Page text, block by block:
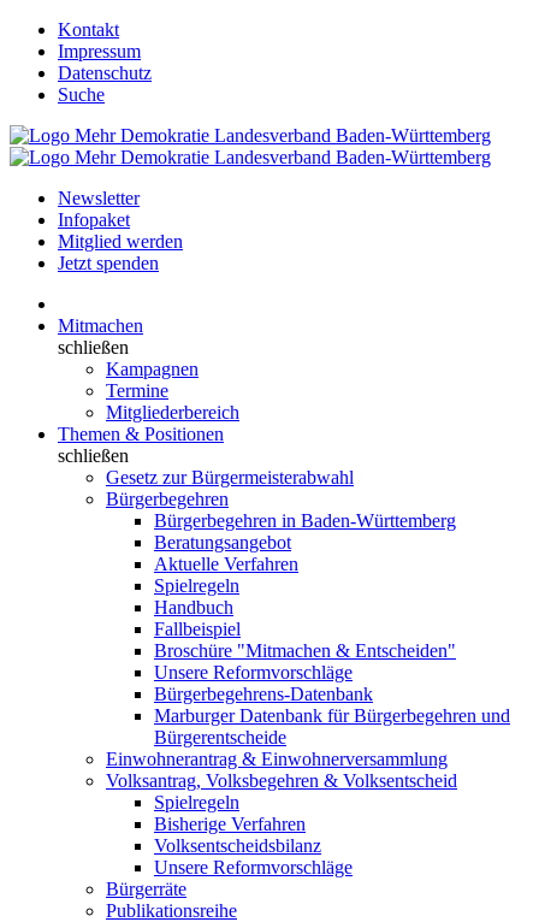
Kontakt
Impressum
Datenschutz
Suche
Newsletter
Infopaket
Mitglied werden
Jetzt spenden
Mitmachen
schließen
Kampagnen
Termine
Mitgliederbereich
Themen & Positionen
schließen
Gesetz zur Bürgermeisterabwahl
Bürgerbegehren
Bürgerbegehren in Baden-Württemberg
Beratungsangebot
Aktuelle Verfahren
Spielregeln
Handbuch
Fallbeispiel
Broschüre "Mitmachen & Entscheiden"
Unsere Reformvorschläge
Bürgerbegehrens-Datenbank
Marburger Datenbank für Bürgerbegehren und
Bürgerentscheide
Einwohnerantrag & Einwohnerversammlung
Volksantrag, Volksbegehren & Volksentscheid
Spielregeln
Bisherige Verfahren
Volksentscheidsbilanz
Unsere Reformvorschläge
Bürgerräte
Publikationsreihe